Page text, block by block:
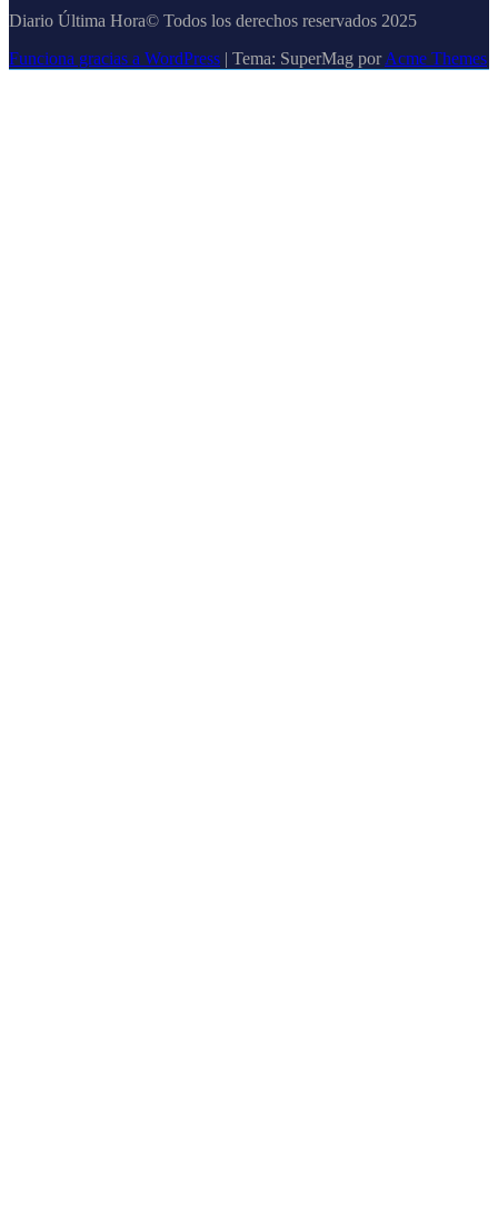
Diario Última Hora© Todos los derechos reservados 2025
Funciona gracias a WordPress | Tema: SuperMag porAcme Themes